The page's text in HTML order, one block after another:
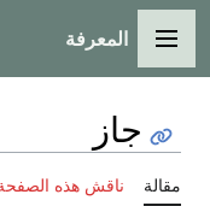
القائمة الرئيسية
المعرفة
جاز
مقالة ناقش هذه